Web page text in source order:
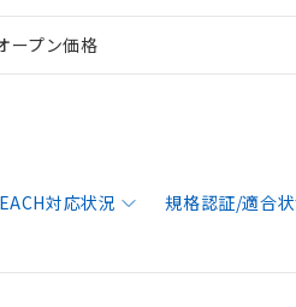
ープン価格
対応状況 規格認証/適合